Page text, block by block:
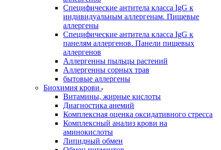
Специфические антитела класса IgG к
индивидуальным аллергенам. Пищевые
аллергены
Специфические антитела класса IgG к
панелям аллергенов. Панели пищевых
аллергенов
Аллергенны пыльцы растений
Аллергенны сорных трав
бытовые аллергены
Биохимия крови
Витамины, жирные кислоты
Диагностика анемий
Комплексная оценка оксидативного стресса
Комплексный анализ крови на
аминокислоты
Липидный обмен